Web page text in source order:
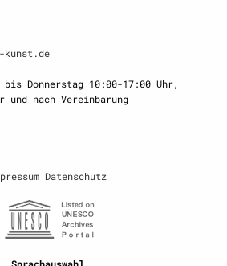
Donnerstag 10:00-17:00 Uhr,
und nach Vereinbarung
Datenschutz